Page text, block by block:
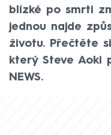
blízké po smrti
jednou najde
životu. Přečtěte
který Steve Aoki
NEWS.